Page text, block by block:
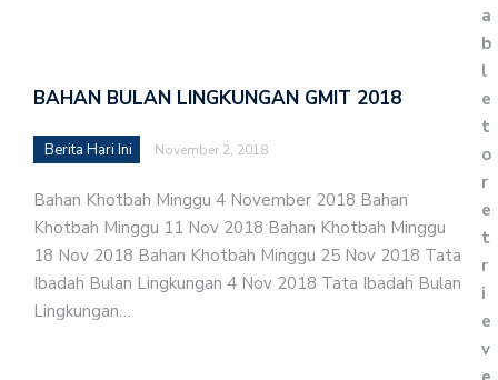
BAHAN BULAN LINGKUNGAN GMIT 2018
Berita Hari Ini November 2, 2018
Bahan Khotbah Minggu 4 November 2018 Bahan
Khotbah Minggu 11 Nov 2018 Bahan Khotbah Minggu
18 Nov 2018 Bahan Khotbah Minggu 25 Nov 2018 Tata
Ibadah Bulan Lingkungan 4 Nov 2018 Tata Ibadah Bulan
Lingkungan…
a
b
l
e
t
o
r
e
t
r
i
e
v